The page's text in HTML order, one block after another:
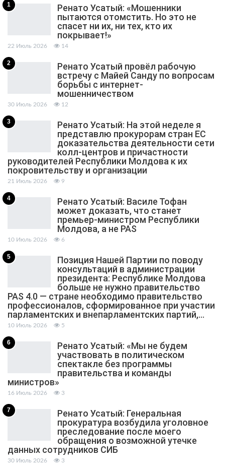
1
Ренато Усатый: «Мошенники
пытаются отомстить. Но это не
спасет ни их, ни тех, кто их
покрывает!»
22 Июль 2026 14
2
Ренато Усатый провёл рабочую
встречу с Майей Санду по вопросам
борьбы с интернет-
мошенничеством
30 Июль 2026 12
3
Ренато Усатый: На этой неделе я
представлю прокурорам стран ЕС
доказательства деятельности сети
колл-центров и причастности
руководителей Республики Молдова к их
покровительству и организации
21 Июль 2026 9
4
Ренато Усатый: Василе Тофан
может доказать, что станет
премьер-министром Республики
Молдова, а не PAS
10 Июль 2026 6
5
Позиция Нашей Партии по поводу
консультаций в администрации
президента: Республике Молдова
больше не нужно правительство
PAS 4.0 — стране необходимо правительство
профессионалов, сформированное при участии
парламентских и внепарламентских партий,…
10 Июль 2026 5
6
Ренато Усатый: «Мы не будем
участвовать в политическом
спектакле без программы
правительства и команды
министров»
16 Июль 2026 3
7
Ренато Усатый: Генеральная
прокуратура возбудила уголовное
преследование после моего
обращения о возможной утечке
данных сотрудников СИБ
30 Июль 2026 3